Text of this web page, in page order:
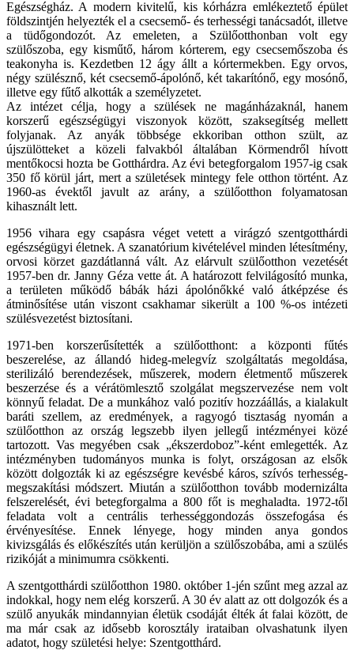
Egészségház. A modern kivitelű, kis kórházra emlékeztető épület
földszintjén helyezték el a csecsemő- és terhességi tanácsadót, illetve
a tüdőgondozót. Az emeleten, a Szülőotthonban volt egy
szülőszoba, egy kisműtő, három kórterem, egy csecsemőszoba és
teakonyha is. Kezdetben 12 ágy állt a kórtermekben. Egy orvos,
négy szülésznő, két csecsemő-ápolónő, két takarítónő, egy mosónő,
illetve egy fűtő alkották a személyzetet.
Az intézet célja, hogy a szülések ne magánházaknál, hanem
korszerű egészségügyi viszonyok között, szaksegítség mellett
folyjanak. Az anyák többsége ekkoriban otthon szült, az
újszülötteket a közeli falvakból általában Körmendről hívott
mentőkocsi hozta be Gotthárdra. Az évi betegforgalom 1957-ig csak
350 fő körül járt, mert a születések mintegy fele otthon történt. Az
1960-as évektől javult az arány, a szülőotthon folyamatosan
kihasznált lett.
1956 vihara egy csapásra véget vetett a virágzó szentgotthárdi
egészségügyi életnek. A szanatórium kivételével minden létesítmény,
orvosi körzet gazdátlanná vált. Az elárvult szülőotthon vezetését
1957-ben dr. Janny Géza vette át. A határozott felvilágosító munka,
a területen működő bábák házi ápolónőkké való átképzése és
átminősítése után viszont csakhamar sikerült a 100 %-os intézeti
szülésvezetést biztosítani.
1971-ben korszerűsítették a szülőotthont: a központi fűtés
beszerelése, az állandó hideg-melegvíz szolgáltatás megoldása,
sterilizáló berendezések, műszerek, modern életmentő műszerek
beszerzése és a vérátömlesztő szolgálat megszervezése nem volt
könnyű feladat. De a munkához való pozitív hozzáállás, a kialakult
baráti szellem, az eredmények, a ragyogó tisztaság nyomán a
szülőotthon az ország legszebb ilyen jellegű intézményei közé
tartozott. Vas megyében csak „ékszerdoboz”-ként emlegették. Az
intézményben tudományos munka is folyt, országosan az elsők
között dolgozták ki az egészségre kevésbé káros, szívós terhesség-
megszakítási módszert. Miután a szülőotthon tovább modernizálta
felszerelését, évi betegforgalma a 800 főt is meghaladta. 1972-től
feladata volt a centrális terhességgondozás összefogása és
érvényesítése. Ennek lényege, hogy minden anya gondos
kivizsgálás és előkészítés után kerüljön a szülőszobába, ami a szülés
rizikóját a minimumra csökkenti.
A szentgotthárdi szülőotthon 1980. október 1-jén szűnt meg azzal az
indokkal, hogy nem elég korszerű. A 30 év alatt az ott dolgozók és a
szülő anyukák mindannyian életük csodáját élték át falai között, de
ma már csak az idősebb korosztály irataiban olvashatunk ilyen
adatot, hogy születési helye: Szentgotthárd.